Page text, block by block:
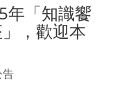
年「知識饗
，歡迎本
告